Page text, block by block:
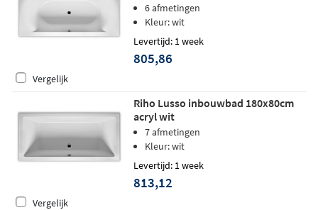
6 afmetingen
Kleur: wit
Levertijd: 1 week
805,86
Vergelijk
Riho Lusso inbouwbad 180x80cm
acryl wit
7 afmetingen
Kleur: wit
Levertijd: 1 week
813,12
Vergelijk